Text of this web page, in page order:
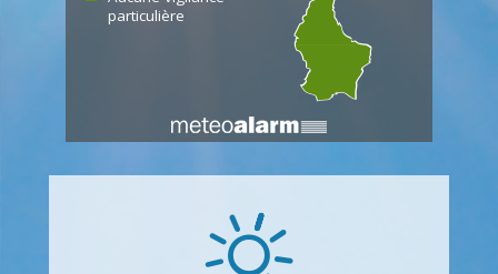
particulière